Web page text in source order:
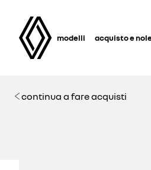
modelli acquisto e
continua a fare acquisti